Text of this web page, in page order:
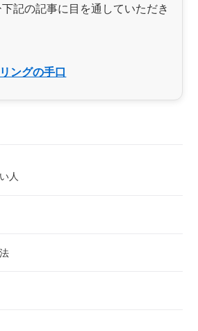
記の記事に目を通していただき
ングの手口
人